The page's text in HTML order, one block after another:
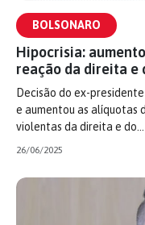
BOLSONARO
Hipocrisia:
reação da direita e
Decisão do ex-
e aumentou as alíquotas
violentas da direita e do…
26/06/2025